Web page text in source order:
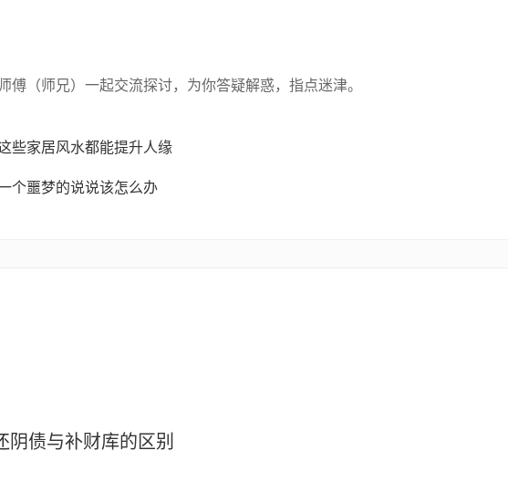
（师兄）一起交流探讨，为你答疑解惑，指点迷津。
些家居风水都能提升人缘
个噩梦的说说该怎么办
阴债与补财库的区别